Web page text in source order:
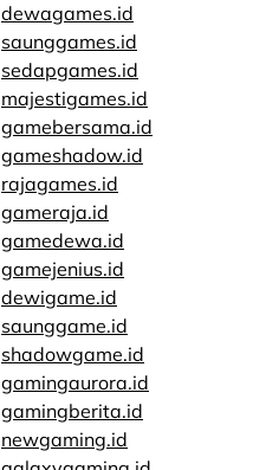
dewagames.id
saunggames.id
sedapgames.id
majestigames.id
gamebersama.id
gameshadow.id
rajagames.id
gameraja.id
gamedewa.id
gamejenius.id
dewigame.id
saunggame.id
shadowgame.id
gamingaurora.id
gamingberita.id
newgaming.id